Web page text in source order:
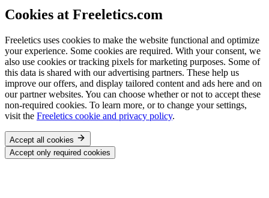
Cookies at Freeletics.com
Freeletics uses cookies to make the website functional and optimize
your experience. Some cookies are required. With your consent, we
also use cookies or tracking pixels for marketing purposes. Some of
this data is shared with our advertising partners. These help us
improve our offers, and display tailored content and ads here and on
our partner websites. You can choose whether or not to accept these
non-required cookies. To learn more, or to change your settings,
visit the Freeletics cookie and privacy policy.
Accept all cookies
Accept only required cookies